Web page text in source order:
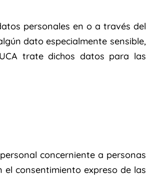
personales en o a través del
dato especialmente sensible,
trate dichos datos para las
concerniente a personas
el consentimiento expreso de las